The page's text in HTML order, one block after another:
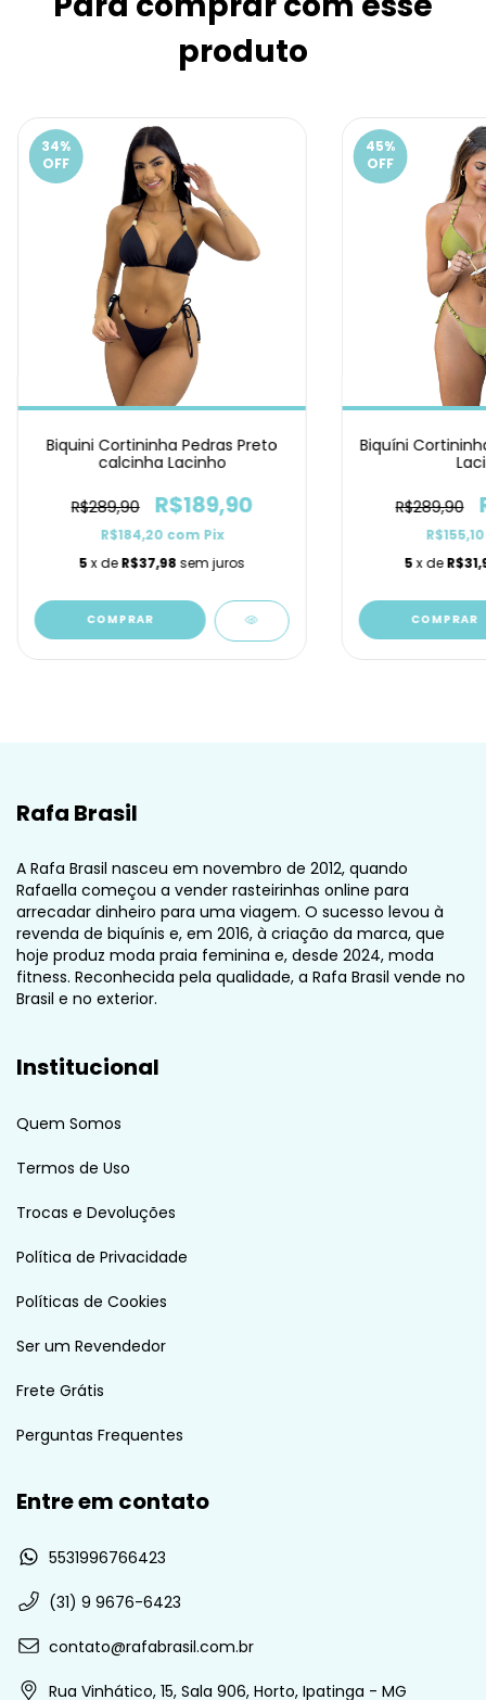
produto
34%
OFF
Biquini Cortininha Pedras Preto
calcinha Lacinho
R$289,90 R$189,90
R$184,20 com Pix
5 x deR$37,98 sem juros
COMPRAR
45%
OFF
Biquíni
R$289,90
5 x de
COMPRAR
Rafa Brasil
A Rafa Brasil nasceu em novembro de 2012, quando
Rafaella começou a vender rasteirinhas online para
arrecadar dinheiro para uma viagem. O sucesso levou à
revenda de biquínis e, em 2016, à criação da marca, que
hoje produz moda praia feminina e, desde 2024, moda
fitness. Reconhecida pela qualidade, a Rafa Brasil vende no
Brasil e no exterior.
Institucional
Quem Somos
Termos de Uso
Trocas e Devoluções
Política de Privacidade
Políticas de Cookies
Ser um Revendedor
Frete Grátis
Perguntas Frequentes
Entre em contato
5531996766423
(31) 9 9676-6423
contato@rafabrasil.com.br
Rua Vinhático, 15, Sala 906, Horto, Ipatinga - MG